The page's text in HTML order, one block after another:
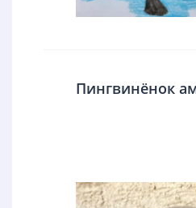
Пингвинёнок